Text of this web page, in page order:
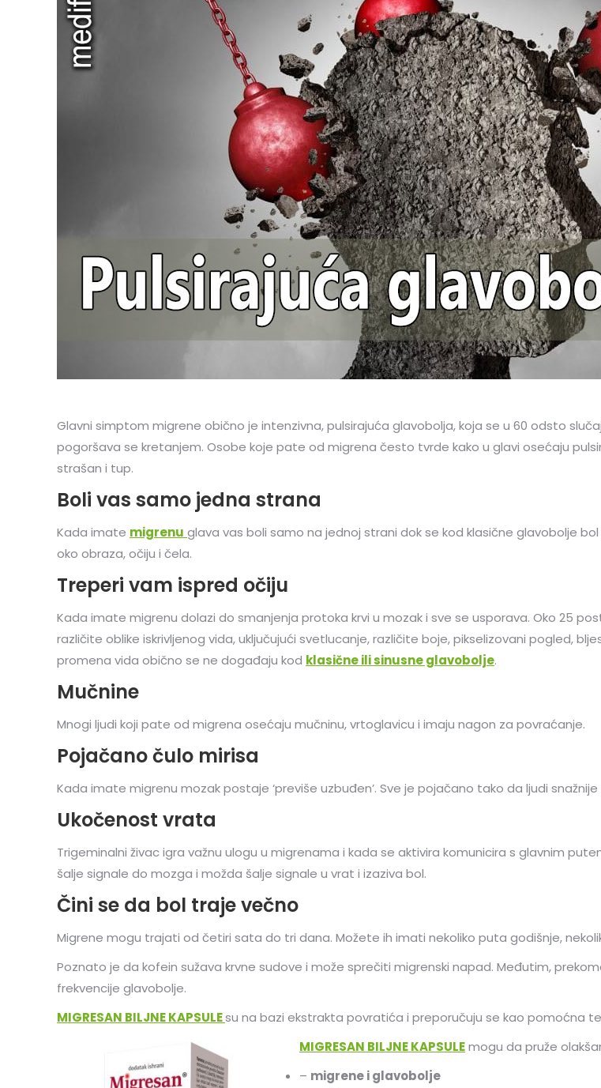
Glavni simptom migrene obično je intenzivna, pulsirajuća glavobolja, koja se u 60 odsto
pogoršava se kretanjem. Osobe koje pate od migrena često tvrde kako u glavi osećaju
strašan i tup.
Boli vas samo jedna strana
Kada imate migrenu glava vas boli samo na jednoj strani dok se kod klasične glavobolje
oko obraza, očiju i čela.
Treperi vam ispred očiju
Kada imate migrenu dolazi do smanjenja protoka krvi u mozak i sve se usporava. Oko 25
različite oblike iskrivljenog vida, uključujući svetlucanje, različite boje, pikselizovani pogled,
promena vida obično se ne događaju kod klasične ili sinusne glavobolje.
Mučnine
Mnogi ljudi koji pate od migrena osećaju mučninu, vrtoglavicu i imaju nagon za povraćanje.
Pojačano čulo mirisa
Kada imate migrenu mozak postaje ‘previše uzbuđen’. Sve je pojačano tako da ljudi
Ukočenost vrata
Trigeminalni živac igra važnu ulogu u migrenama i kada se aktivira komunicira s glavnim
šalje signale do mozga i možda šalje signale u vrat i izaziva bol.
Čini se da bol traje večno
Migrene mogu trajati od četiri sata do tri dana. Možete ih imati nekoliko puta godišnje,
Poznato je da kofein sužava krvne sudove i može sprečiti migrenski napad. Međutim,
frekvencije glavobolje.
MIGRESAN BILJNE KAPSULEsu na bazi ekstrakta povratića i preporučuju se kao pomoćna
MIGRESAN BILJNE KAPSULEmogu da pruže
– migrene i glavobolje